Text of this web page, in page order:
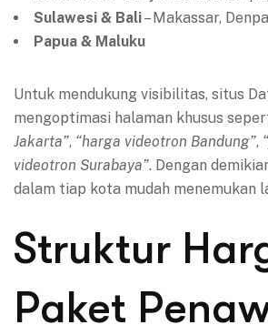
Sulawesi & Bali– Makassar,
Papua & Maluku
Untuk mendukung visibilitas, situs
mengoptimasi halaman khusus
Jakarta”, “harga videotron Bandung”,
videotron Surabaya”. Dengan
dalam tiap kota mudah menemukan
Struktur
Paket